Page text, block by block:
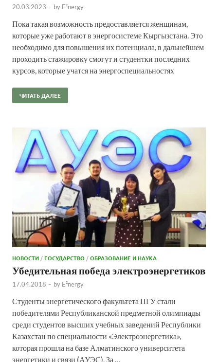
20.03.2023 - by E²nergy
Пока такая возможность предоставляется женщинам,
которые уже работают в энергосистеме Кыргызстана. Это
необходимо для повышения их потенциала, в дальнейшем
проходить стажировку смогут и студентки последних
курсов, которые учатся на энергоспециальностях
ЧИТАТЬ ДАЛЕЕ
НОВОСТИ /ГОСУДАРСТВО /ОБРАЗОВАНИЕ И НАУКА
Убедительная победа электроэнергетиков
17.04.2018 - by E²nergy
Студенты энергетического факультета ПГУ стали
победителями Республиканской предметной олимпиады
среди студентов высших учебных заведений Республики
Казахстан по специальности «Электроэнергетика»,
которая прошла на базе Алматинского университета
энергетики и связи (АУЭС). За …